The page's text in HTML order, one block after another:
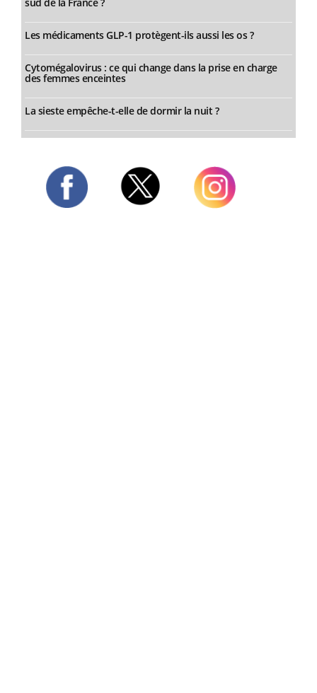
Les médicaments GLP-1 protègent-ils aussi les os ?
Cytomégalovirus : ce qui change dans la prise en charge
des femmes enceintes
La sieste empêche-t-elle de dormir la nuit ?